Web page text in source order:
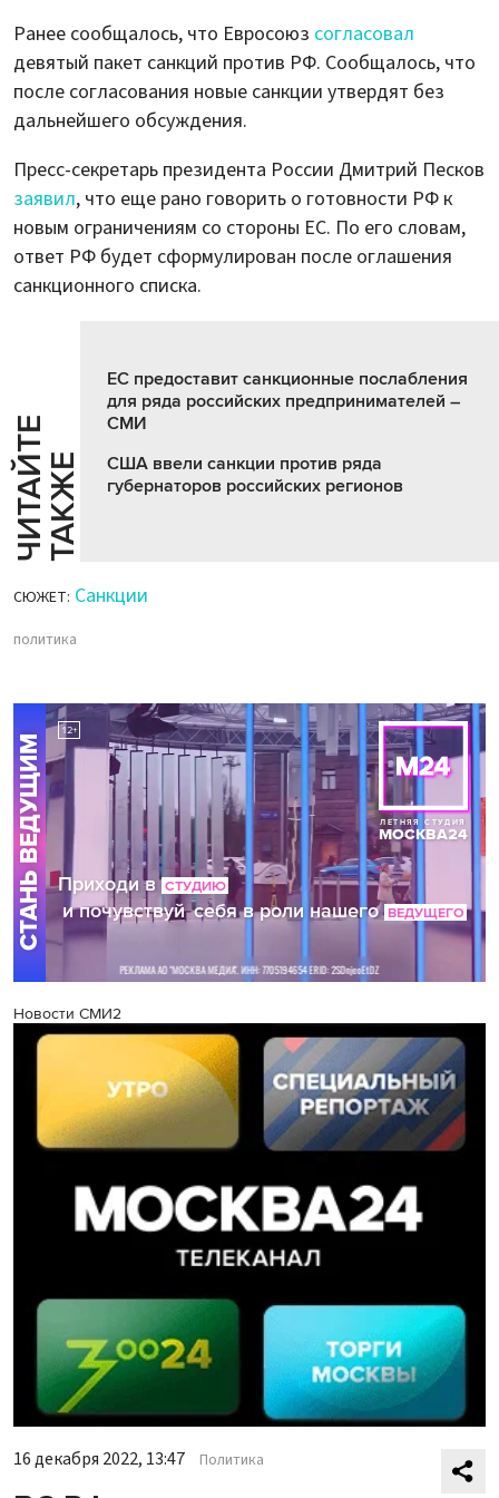
Ранее сообщалось, что Евросоюз согласовал
девятый пакет санкций против РФ. Сообщалось, что
после согласования новые санкции утвердят без
дальнейшего обсуждения.
Пресс-секретарь президента России Дмитрий Песков
заявил, что еще рано говорить о готовности РФ к
новым ограничениям со стороны ЕС. По его словам,
ответ РФ будет сформулирован после оглашения
санкционного списка.
Ч
И
Т
АЙ
Т
Е
Т
А
К
ЖЕ
ЕС предоставит санкционные послабления
для ряда российских предпринимателей –
СМИ
США ввели санкции против ряда
губернаторов российских регионов
СЮЖЕТ: Санкции
политика
Новости СМИ2
16 декабря 2022, 13:47 Политика